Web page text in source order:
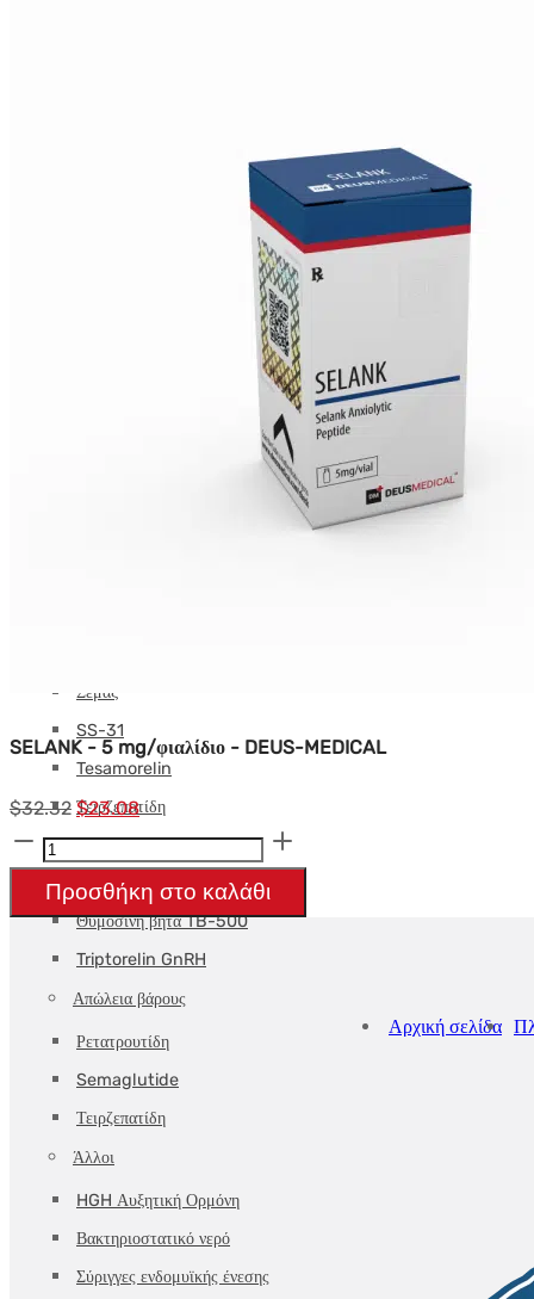
Σέμαξ
SS-31
Tesamorelin
Τειρζεπατίδη
Θυμαλίνη
Θυμοσίνη άλφα
Θυμοσίνη βήτα TB-500
Triptorelin GnRH
Απώλεια βάρους
Ρετατρουτίδη
Semaglutide
Τειρζεπατίδη
Άλλοι
HGH Αυξητική Ορμόνη
Βακτηριοστατικό νερό
Σύριγγες ενδομυϊκής ένεσης
SELANK - 5 mg/φιαλίδιο - DEUS-MEDICAL
$32.32 Αρχική
τιμή:
$32.32.
$23.08Η
τρέχουσα
είναι:
$23.08.
SELANK
-
5
mg/vial
MEDICAL
ποσότητα
Προσθήκη στο καλάθι
Αρχική σελίδα